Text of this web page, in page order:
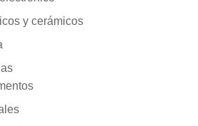
y cerámicos